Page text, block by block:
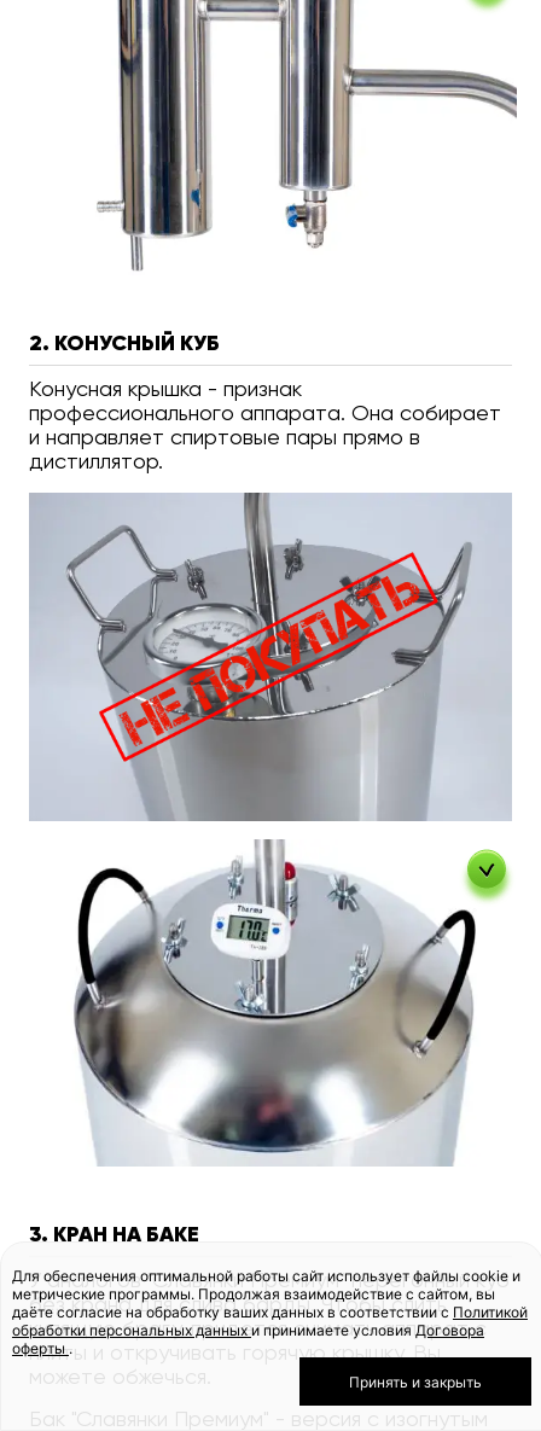
2. КОНУСНЫЙ КУБ
Конусная крышка - признак
профессионального аппарата. Она собирает
и направляет спиртовые пары прямо в
дистиллятор.
3. КРАН НА БАКЕ
У аналогов "Славянки Премиум" перегонный куб
без крана для слива барды. Чтобы слить
кипящую брагу, придется снимать аппарат с
плиты и откручивать горячую крышку. Вы
можете обжечься.
Бак "Славянки Премиум" - версия с изогнутым
Для обеспечения оптимальной работы сайт использует файлы cookie и
метрические программы. Продолжая взаимодействие с сайтом, вы
даёте согласие на обработку ваших данных в соответствии с Политикой
обработки персональных данныхи принимаете условияДоговора
оферты.
Принять и закрыть